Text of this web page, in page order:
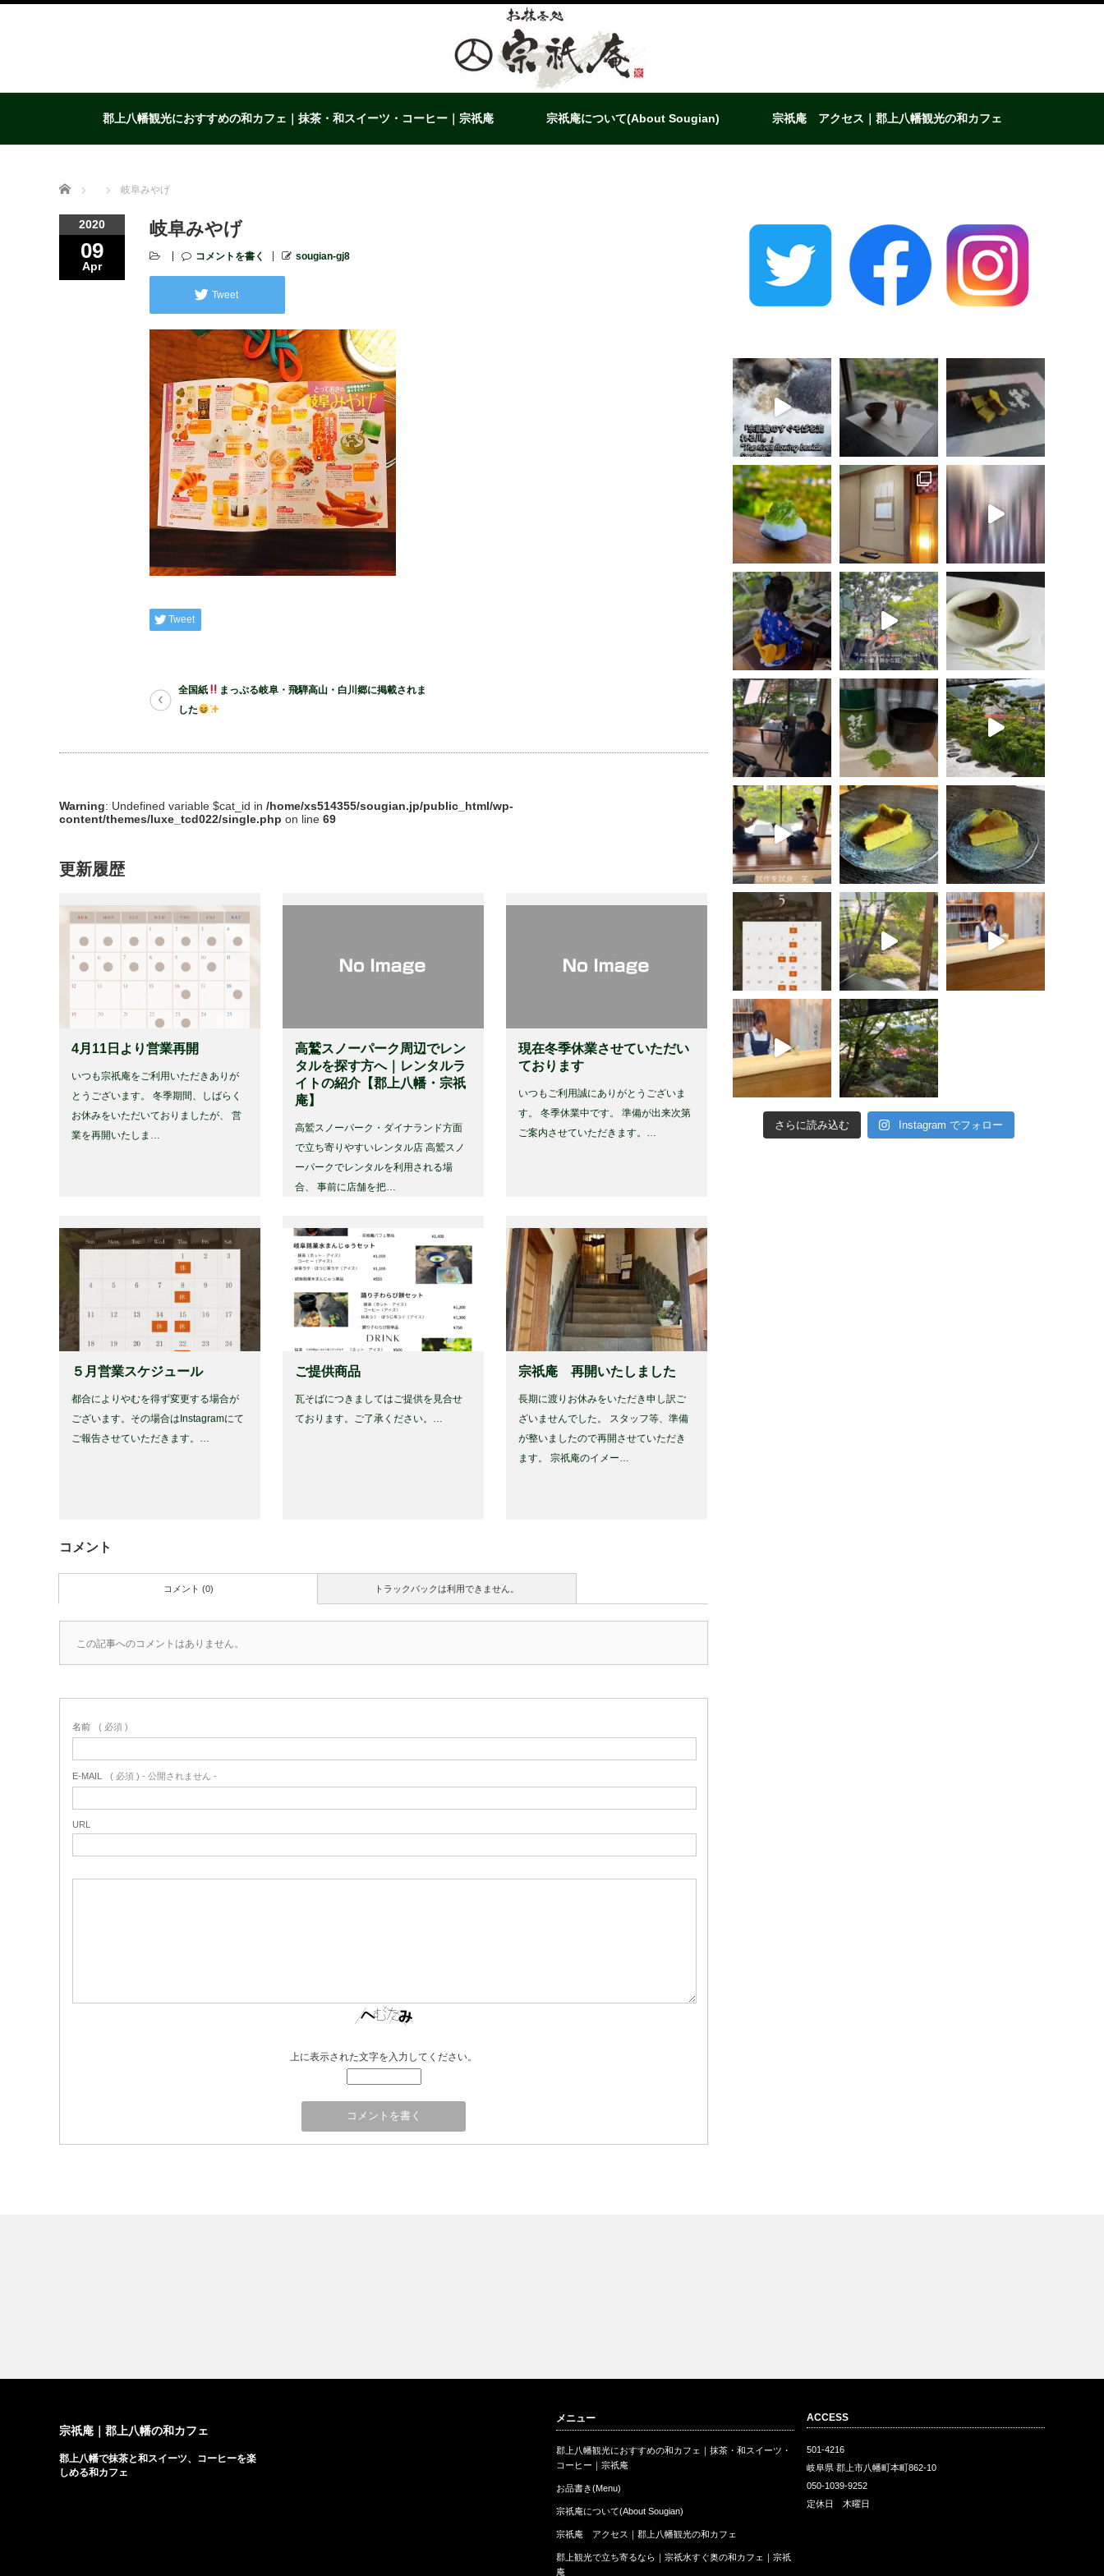
郡上八幡観光におすすめの和カフェ｜抹茶・和スイーツ・コーヒー｜宗祇庵 宗祇庵について(About Sougian) 宗祇庵 アクセス｜郡上八幡観光の和カフェ
Home 岐阜みやげ
2020
09
Apr
岐阜みやげ
コメントを書く sougian-gj8
Tweet
Tweet
全国紙
まっぷる岐阜・飛騨高山・白川郷に掲載されま
した
Warning: Undefined variable $cat_id in /home/xs514355/sougian.jp/public_html/wp-
content/themes/luxe_tcd022/single.php on line 69
更新履歴
4月11日より営業再開
いつも宗祇庵をご利用いただきありが
とうございます。 冬季期間、しばらく
お休みをいただいておりましたが、 営
業を再開いたしま…
高鷲スノーパーク周辺でレン
タルを探す方へ｜レンタルラ
イトの紹介【郡上八幡・宗祇
庵】
高鷲スノーパーク・ダイナランド方面
で立ち寄りやすいレンタル店 高鷲スノ
ーパークでレンタルを利用される場
合、 事前に店舗を把…
現在冬季休業させていただい
ております
いつもご利用誠にありがとうございま
す。 冬季休業中です。 準備が出来次第
ご案内させていただきます。…
５月営業スケジュール
都合によりやむを得ず変更する場合が
ございます。その場合はInstagramにて
ご報告させていただきます。…
ご提供商品
瓦そばにつきましてはご提供を見合せ
ております。ご了承ください。…
宗祇庵 再開いたしました
長期に渡りお休みをいただき申し訳ご
ざいませんでした。 スタッフ等、準備
が整いましたので再開させていただき
ます。 宗祇庵のイメー…
コメント
トラックバックは利用できません。
コメント (0)
この記事へのコメントはありません。
名前 ( 必須 )
E-MAIL ( 必須 ) - 公開されません -
URL
上に表示された文字を入力してください。
さらに読み込む Instagram でフォロー
宗祇庵｜郡上八幡の和カフェ
郡上八幡で抹茶と和スイーツ、コーヒーを楽
しめる和カフェ
メニュー
郡上八幡観光におすすめの和カフェ｜抹茶・和スイーツ・
コーヒー｜宗祇庵
お品書き(Menu)
宗祇庵について(About Sougian)
宗祇庵 アクセス｜郡上八幡観光の和カフェ
郡上観光で立ち寄るなら｜宗祇水すぐ奥の和カフェ｜宗祇
庵
ACCESS
501-4216
岐阜県 郡上市八幡町本町862-10
050-1039-9252
定休日 木曜日